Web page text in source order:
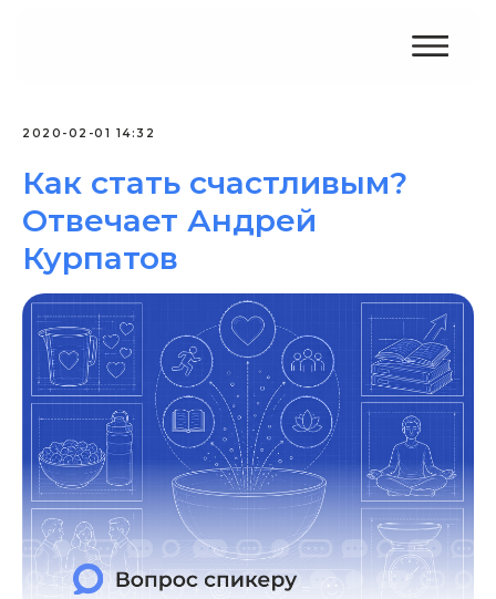
2020-02-01 14:32
Как стать счастливым?
Отвечает Андрей
Курпатов